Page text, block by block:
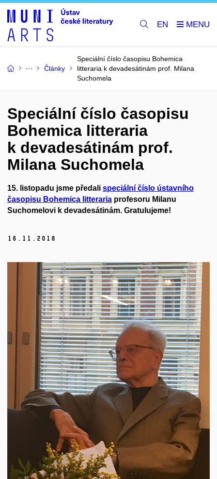
EN
Články
Speciální číslo časopisu Bohemica
litteraria k devadesátinám prof. Milana
Suchomela
Speciální číslo časopisu
Bohemica litteraria
k devadesátinám prof.
Milana Suchomela
15. listopadu jsme předali speciální číslo ústavního
časopisu Bohemica litteraria profesoru Milanu
Suchomelovi k devadesátinám. Gratulujeme!
16. 11. 2018